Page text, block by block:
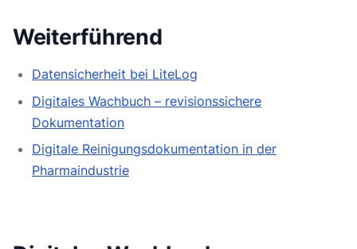
Weiterführend
Datensicherheit bei LiteLog
Digitales Wachbuch – revisionssichere
Dokumentation
Digitale Reinigungsdokumentation in der
Pharmaindustrie